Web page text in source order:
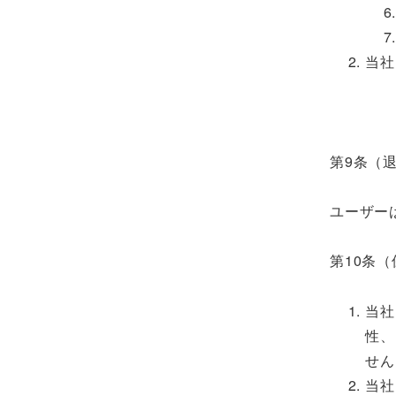
当
第9条（
ユーザー
第10条（
当
性
せ
当